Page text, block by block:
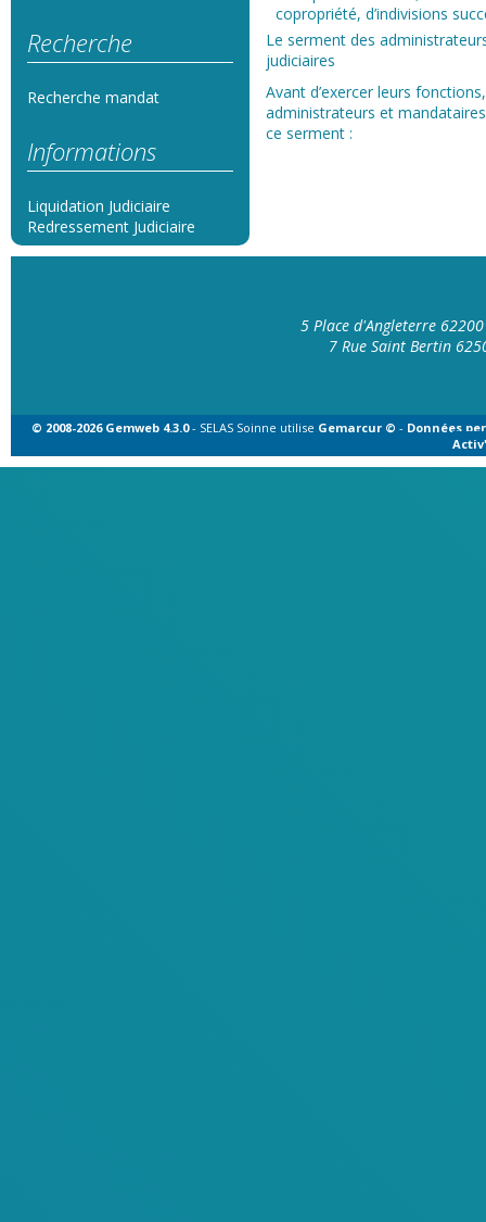
Recherche
Recherche mandat
Informations
Liquidation Judiciaire
Redressement Judiciaire
copropriété, d’indivisions
Le serment des
judiciaires
Avant d’exercer leurs
administrateurs et
ce serment :
5 Place d'Angleterre
7 Rue Saint Bertin
© 2008-2026 Gemweb 4.3.0- SELAS Soinne utilise Gemarcur © - Données